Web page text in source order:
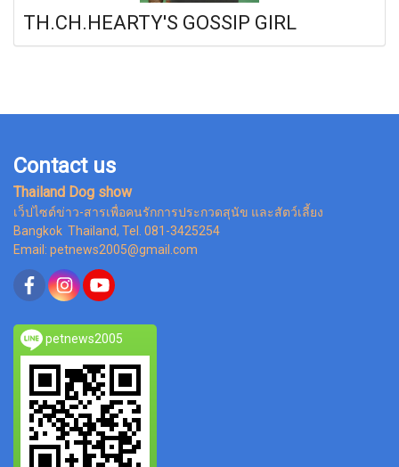
TH.CH.HEARTY'S GOSSIP GIRL
Contact us
Thailand Dog show
เว็ปไซต์ข่าว-สารเพื่อคนรักการประกวดสุนัข และสัตว์เลี้ยง
Bangkok Thailand, Tel. 081-3425254
Email: petnews2005@gmail.com
petnews2005